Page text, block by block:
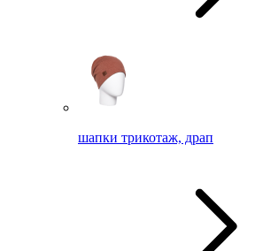
шапки трикотаж, драп